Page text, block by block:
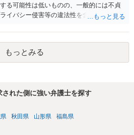
る可能性は低いものの、一般的には不貞
イバシー侵害等の違法性を含む行為で
ないことが一般的かと思います。
もっとみる
れた側に強い弁護士を探す
秋田県 山形県 福島県